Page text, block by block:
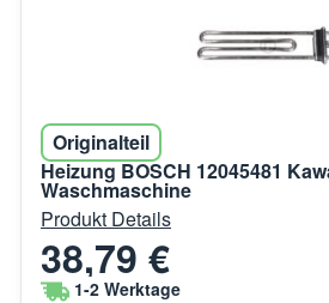
Originalteil
Heizung BOSCH 12045481
Waschmaschine
Produkt Details
38,79 €
1-2 Werktage